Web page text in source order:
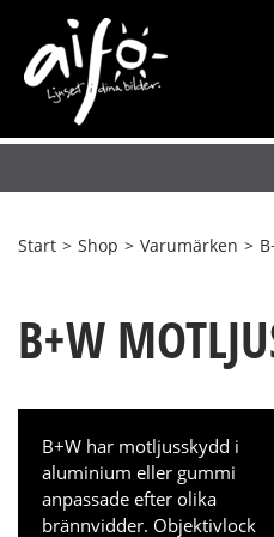
Start > Shop > Varumärken >
B+W
B+W har motljusskydd i
aluminium eller gummi
anpassade efter olika
brännvidder. Objektivlock